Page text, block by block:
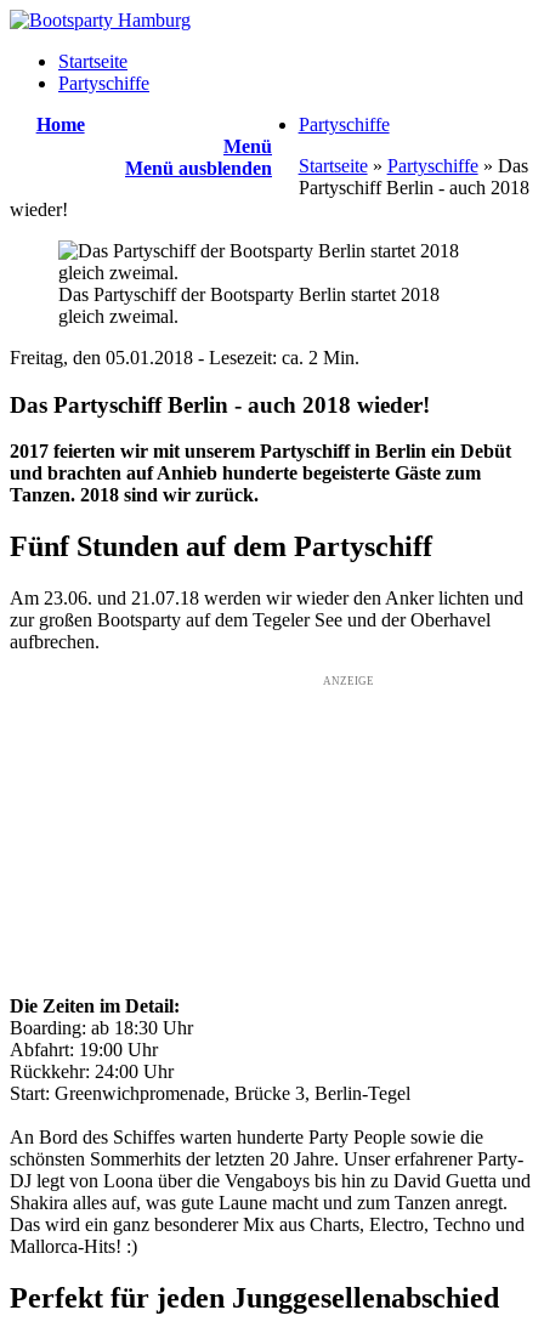
Startseite
Partyschiffe
Home
Menü
Menü ausblenden
Partyschiffe
Startseite» Partyschiffe» Das
Partyschiff Berlin - auch 2018
wieder!
Das Partyschiff der Bootsparty Berlin startet 2018
gleich zweimal.
Freitag, den 05.01.2018 - Lesezeit: ca. 2 Min.
Das Partyschiff Berlin - auch 2018 wieder!
2017 feierten wir mit unserem Partyschiff in Berlin ein Debüt
und brachten auf Anhieb hunderte begeisterte Gäste zum
Tanzen. 2018 sind wir zurück.
Fünf Stunden auf dem Partyschiff
Am 23.06. und 21.07.18 werden wir wieder den Anker lichten und
zur großen Bootsparty auf dem Tegeler See und der Oberhavel
aufbrechen.
ANZEIGE
Die Zeiten im Detail:
Boarding: ab 18:30 Uhr
Abfahrt: 19:00 Uhr
Rückkehr: 24:00 Uhr
Start: Greenwichpromenade, Brücke 3, Berlin-Tegel
An Bord des Schiffes warten hunderte Party People sowie die
schönsten Sommerhits der letzten 20 Jahre. Unser erfahrener Party-
DJ legt von Loona über die Vengaboys bis hin zu David Guetta und
Shakira alles auf, was gute Laune macht und zum Tanzen anregt.
Das wird ein ganz besonderer Mix aus Charts, Electro, Techno und
Mallorca-Hits! :)
Perfekt für jeden Junggesellenabschied